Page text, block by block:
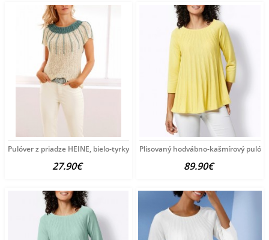
Pulóver z priadze HEINE, bielo-tyrkysový
27.90€
Plisovaný hodvábno-kašmírový
89.90€